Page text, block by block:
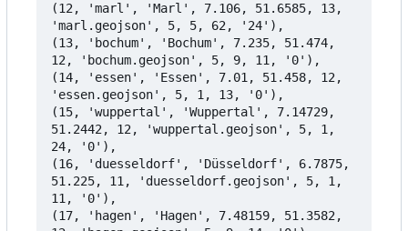
(12, 'marl', 'Marl', 7.106, 51.6585, 13,
'marl.geojson', 5, 5, 62, '24'),
(13, 'bochum', 'Bochum', 7.235, 51.474,
12, 'bochum.geojson', 5, 9, 11, '0'),
(14, 'essen', 'Essen', 7.01, 51.458, 12,
'essen.geojson', 5, 1, 13, '0'),
(15, 'wuppertal', 'Wuppertal', 7.14729,
51.2442, 12, 'wuppertal.geojson', 5, 1,
24, '0'),
(16, 'duesseldorf', 'Düsseldorf', 6.7875,
51.225, 11, 'duesseldorf.geojson', 5, 1,
11, '0'),
(17, 'hagen', 'Hagen', 7.48159, 51.3582,